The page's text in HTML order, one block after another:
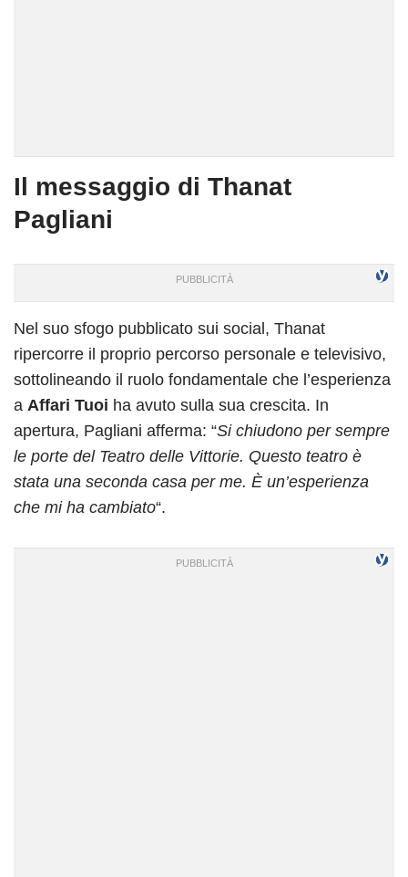
Il messaggio di Thanat
Pagliani
Nel suo sfogo pubblicato sui social, Thanat
ripercorre il proprio percorso personale e televisivo,
sottolineando il ruolo fondamentale che l’esperienza
a Affari Tuoi ha avuto sulla sua crescita. In
apertura, Pagliani afferma: “Si chiudono per sempre
le porte del Teatro delle Vittorie. Questo teatro è
stata una seconda casa per me. È un’esperienza
che mi ha cambiato“.